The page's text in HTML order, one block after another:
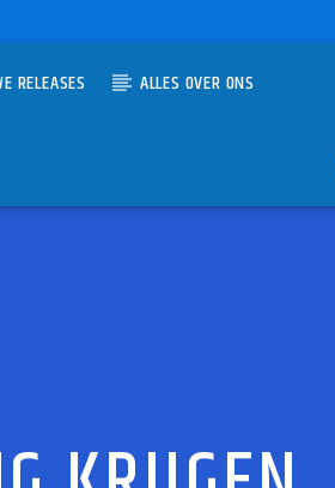
RELEASES ALLES OVER ONS